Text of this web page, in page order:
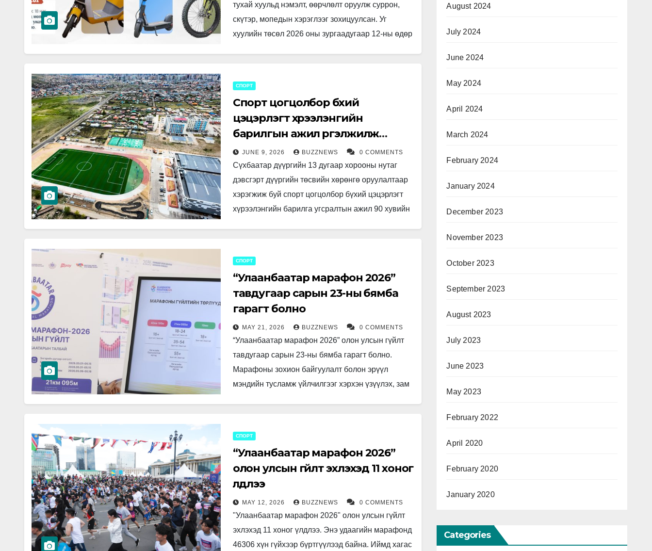
тухай хуульд нэмэлт, өөрчлөлт оруулж суррон,
скүтэр, мопедын хэрэглээг зохицуулсан. Уг
хуулийн төсөл 2026 оны зургаадугаар 12-ны өдөр
СПОРТ
Спорт цогцолбор бүхий
цэцэрлэгт хүрээлэнгийн
барилгын ажил үргэлжилж
байна
JUNE 9, 2026 BUZZNEWS 0 COMMENTS
Сүхбаатар дүүргийн 13 дугаар хорооны нутаг
дэвсгэрт дүүргийн төсвийн хөрөнгө оруулалтаар
хэрэгжиж буй спорт цогцолбор бүхий цэцэрлэгт
хүрээлэнгийн барилга угсралтын ажил 90 хувийн
СПОРТ
“Улаанбаатар марафон 2026”
тавдугаар сарын 23-ны бямба
гарагт болно
MAY 21, 2026 BUZZNEWS 0 COMMENTS
“Улаанбаатар марафон 2026” олон улсын гүйлт
тавдугаар сарын 23-ны бямба гарагт болно.
Марафоны зохион байгуулалт болон эрүүл
мэндийн тусламж үйлчилгээг хэрхэн үзүүлэх, зам
СПОРТ
“Улаанбаатар марафон 2026”
олон улсын гүйлт эхлэхэд 11 хоног
үлдлээ
MAY 12, 2026 BUZZNEWS 0 COMMENTS
"Улаанбаатар марафон 2026" олон улсын гүйлт
эхлэхэд 11 хоног үлдлээ. Энэ удаагийн марафонд
46306 хүн гүйхээр бүртгүүлээд байна. Иймд хагас
August 2024
July 2024
June 2024
May 2024
April 2024
March 2024
February 2024
January 2024
December 2023
November 2023
October 2023
September 2023
August 2023
July 2023
June 2023
May 2023
February 2022
April 2020
February 2020
January 2020
Categories